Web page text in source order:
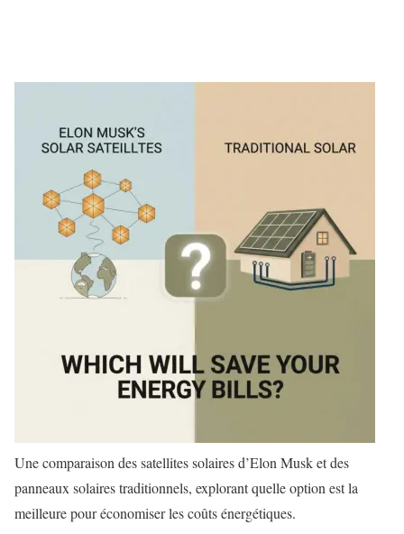
Une comparaison des satellites solaires d’Elon Musk et des
panneaux solaires traditionnels, explorant quelle option est la
meilleure pour économiser les coûts énergétiques.